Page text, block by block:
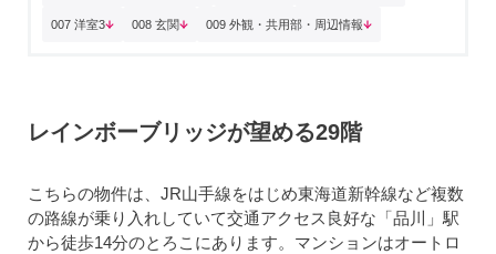
007 洋室3 008 玄関 009 外観・共用部・周辺情報
レインボーブリッジが望める29階
こちらの物件は、JR山手線をはじめ東海道新幹線など複数
の路線が乗り入れしていて交通アクセス良好な「品川」駅
から徒歩14分のとろこにあります。マンションはオートロ